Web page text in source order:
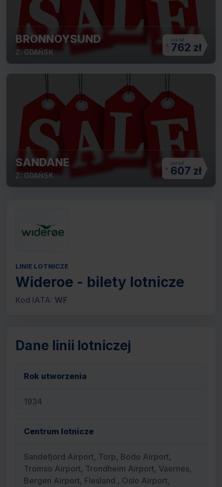
BRONNOYSUND
Z: GDAŃSK 762 zł
SANDANE
Z: GDAŃSK 607 zł
LINIE LOTNICZE
Wideroe - bilety lotnicze
Kod IATA: WF
Dane linii lotniczej
Rok utworzenia
1934
Centrum lotnicze
Sandefjord Airport, Torp, Bodo Airport,
Tromso Airport, Trondheim Airport, Vaernes,
Bergen Airport, Flesland , Oslo Airport,